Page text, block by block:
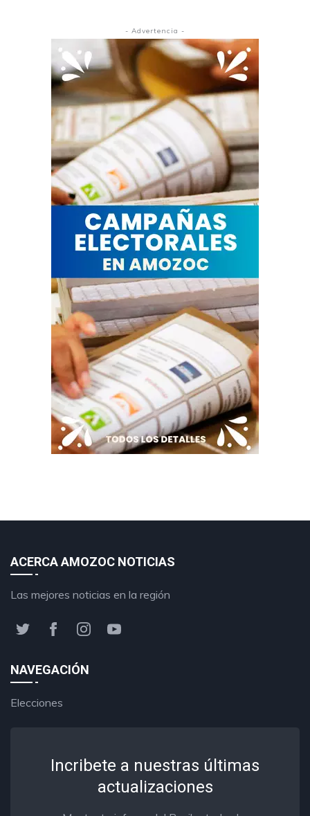
- Advertencia -
ACERCA AMOZOC NOTICIAS
Las mejores noticias en la región
NAVEGACIÓN
Elecciones
Incribete a nuestras últimas
actualizaciones